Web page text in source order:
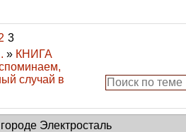
3
» КНИГА
случай в
Электросталь